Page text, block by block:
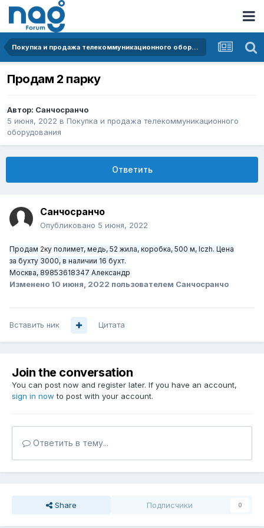
Покупка и продажа телекоммуникационного оборудования
Продам 2 парку
Автор: Санчосранчо
5 июня, 2022 в Покупка и продажа телекоммуникационного
оборудования
Ответить
Санчосранчо
Опубликовано 5 июня, 2022
Продам 2ку полимет, медь, 52 жила, коробка, 500 м, lczh. Цена
за бухту 3000, в наличии 16 бухт.
Москва, 89853618347 Александр
Изменено 10 июня, 2022 пользователем Санчосранчо
Вставить ник Цитата
Join the conversation
You can post now and register later. If you have an account,
sign in now to post with your account.
Ответить в тему...
Share Подписчики 0